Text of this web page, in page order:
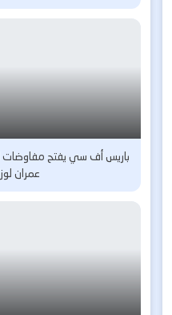
باريس أف سي يفتح مفاوضات
عمران